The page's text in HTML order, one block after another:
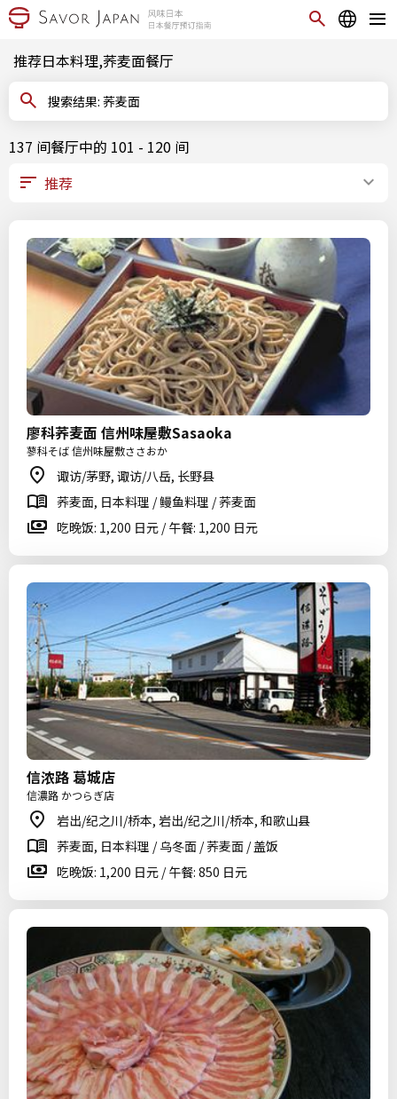
推荐日本料理,荞麦面餐厅
搜索结果: 荞麦面
137 间餐厅中的 101 - 120 间
廖科荞麦面 信州味屋敷Sasaoka
蓼科そば 信州味屋敷ささおか
诹访/茅野, 诹访/八岳, 长野县
荞麦面, 日本料理 / 鳗鱼料理 / 荞麦面
吃晚饭: 1,200 日元 / 午餐: 1,200 日元
信浓路 葛城店
信濃路 かつらぎ店
岩出/纪之川/桥本, 岩出/纪之川/桥本, 和歌山县
荞麦面, 日本料理 / 乌冬面 / 荞麦面 / 盖饭
吃晚饭: 1,200 日元 / 午餐: 850 日元